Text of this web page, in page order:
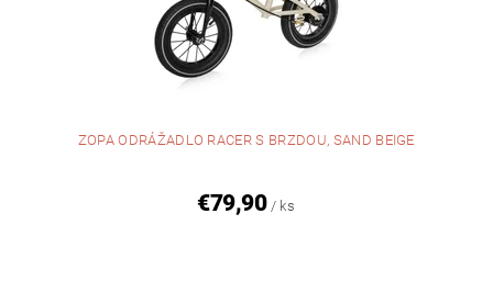
ZOPA ODRÁŽADLO RACER S BRZDOU, SAND BEIGE
€79,90 / ks